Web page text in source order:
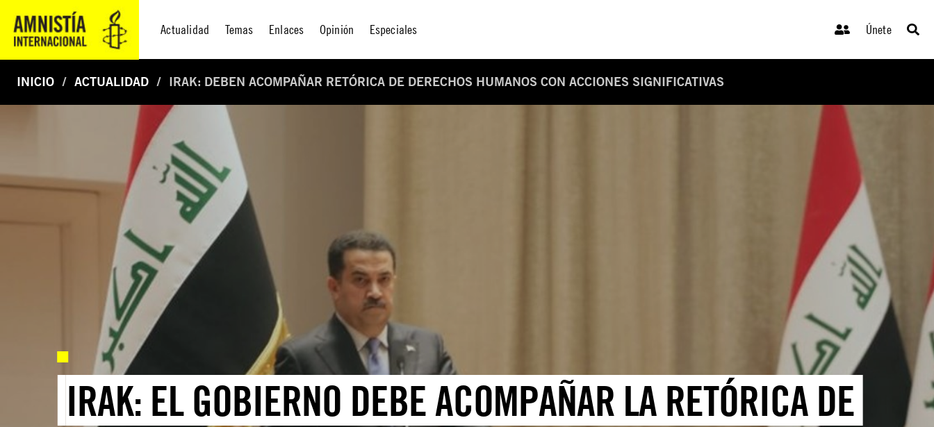
Actualidad Temas Enlaces Opinión Especiales Únete
INICIO ACTUALIDAD IRAK: DEBEN ACOMPAÑAR RETÓRICA DE DERECHOS HUMANOS CON ACCIONES SIGNIFICATIVAS
IRAK: EL GOBIERNO DEBE ACOMPAÑAR LA RETÓRICA DE